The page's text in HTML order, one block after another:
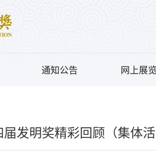
通知公告 网上展
届发明奖精彩回顾（集体